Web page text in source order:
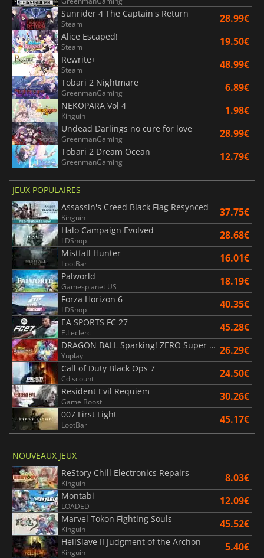
Sunrider 4 The Captain's Return
Steam 28.99€
Alice Escaped!
Steam 19.50€
Rewrite+
Steam 48.99€
Tobari 2 Nightmare
GreenmanGaming 6.89€
NEKOPARA Vol 4
Kinguin 1.98€
Undead Darlings no cure for love
GreenmanGaming 28.99€
Tobari 2 Dream Ocean
GreenmanGaming 12.79€
JEUX POPULAIRES
Assassin's Creed Black Flag Resynced
Kinguin 37.75€
Halo Campaign Evolved
LDShop 28.68€
Mistfall Hunter
LootBar 16.01€
Palworld
Gamesplanet US 18.19€
Forza Horizon 6
LDShop 40.35€
EA SPORTS FC 27
E.Leclerc 45.28€
DRAGON BALL Sparking! ZERO Super Limit Breaking NEO
Yuplay 26.29€
Call of Duty Black Ops 7
Cdiscount 24.50€
Resident Evil Requiem
Game Boost 30.26€
007 First Light
LootBar 45.17€
NOUVEAUX JEUX
ReStory Chill Electronics Repairs
Kinguin 8.03€
Montabi
LOADED 12.09€
Marvel Tokon Fighting Souls
Kinguin 45.52€
HellSlave II Judgment of the Archon
Kinguin 5.40€